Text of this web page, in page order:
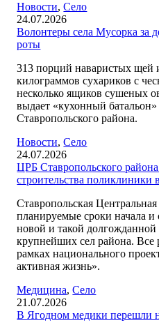
Новости,Село
24.07.2026
Волонтеры села Мусорка за
роты
313 порций наваристых щей
килограммов сухариков с
несколько ящиков сушеных
выдает «кухонный
Ставропольского района.
Новости,Село
24.07.2026
ЦРБ Ставропольского района
строительства поликлиники
Ставропольская
планируемые сроки начала и
новой и такой
крупнейших сел района. Все
рамках национального
активная жизнь».
Медицина,Село
21.07.2026
В Ягодном медики перешли